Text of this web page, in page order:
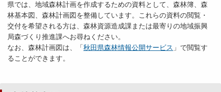
県では、地域森林計画を作成するための資料として、森林簿、森
林基本図、森林計画図を整備しています。これらの資料の閲覧・
交付を希望される方は、森林資源造成課または最寄りの地域振興
局森づくり推進課へお尋ねください。
なお、森林計画図は、「秋田県森林情報公開サービス 」で閲覧す
ることができます。